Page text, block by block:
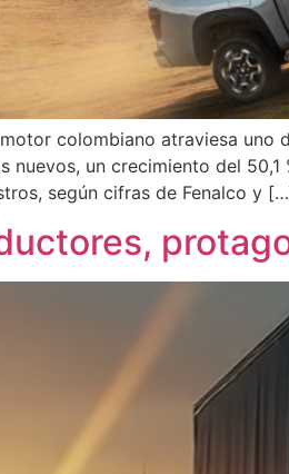
colombiano atraviesa uno
nuevos, un crecimiento del
según cifras de Fenalco y